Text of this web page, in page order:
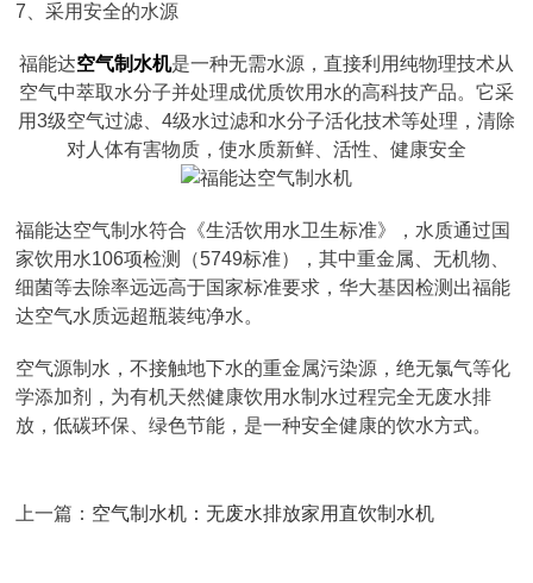
7、采用安全的水源
福能达空气制水机是一种无需水源，直接利用纯物理技术从
空气中萃取水分子并处理成优质饮用水的高科技产品。它采
用3级空气过滤、4级水过滤和水分子活化技术等处理，清除
对人体有害物质，使水质新鲜、活性、健康安全
福能达空气制水符合《生活饮用水卫生标准》，水质通过国
家饮用水106项检测（5749标准），其中重金属、无机物、
细菌等去除率远远高于国家标准要求，华大基因检测出福能
达空气水质远超瓶装纯净水。
空气源制水，不接触地下水的重金属污染源，绝无氯气等化
学添加剂，为有机天然健康饮用水制水过程完全无废水排
放，低碳环保、绿色节能，是一种安全健康的饮水方式。
上一篇： 空气制水机：无废水排放家用直饮制水机